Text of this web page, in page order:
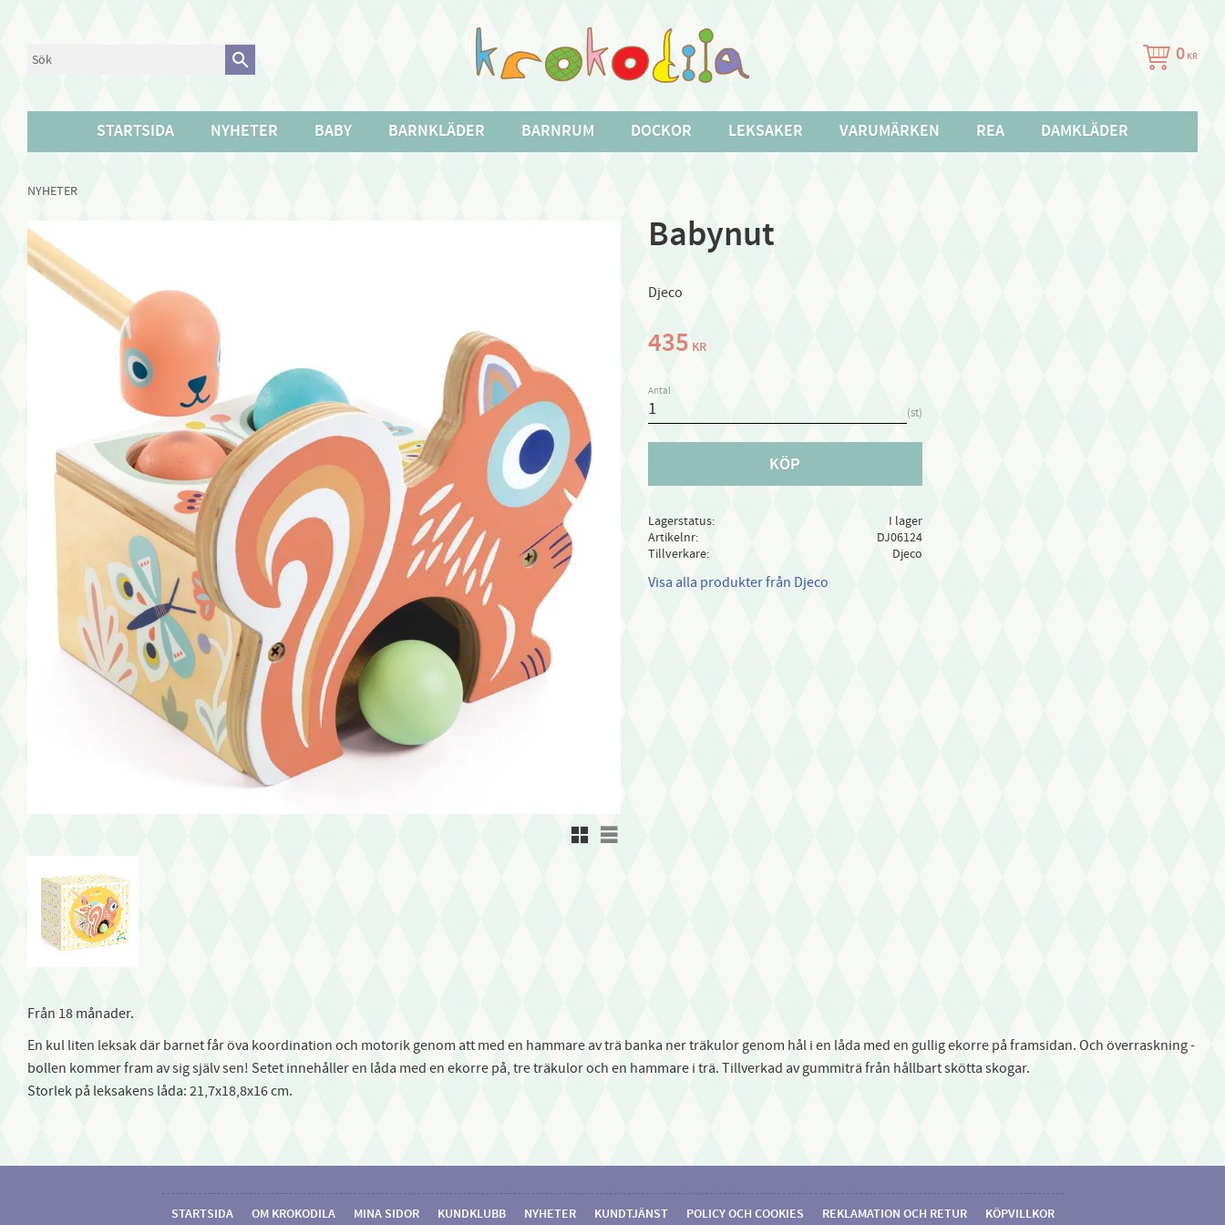
0 KR
STARTSIDA NYHETER BABY BARNKLÄDER BARNRUM DOCKOR LEKSAKER VARUMÄRKEN REA DAMKLÄDER
NYHETER
Babynut
Djeco
Rutnätsvy
Listvy
435 KR
Antal
st
KÖP
Lagerstatus
I lager
Artikelnr
DJ06124
Tillverkare
Djeco
Visa alla produkter från Djeco
Från 18 månader.
En kul liten leksak där barnet får öva koordination och motorik genom att med en hammare av trä banka ner träkulor genom hål i en låda med en gullig ekorre på framsidan. Och överraskning -
bollen kommer fram av sig själv sen! Setet innehåller en låda med en ekorre på, tre träkulor och en hammare i trä. Tillverkad av gummiträ från hållbart skötta skogar.
Storlek på leksakens låda: 21,7x18,8x16 cm.
STARTSIDA OM KROKODILA MINA SIDOR KUNDKLUBB NYHETER KUNDTJÄNST POLICY OCH COOKIES REKLAMATION OCH RETUR KÖPVILLKOR